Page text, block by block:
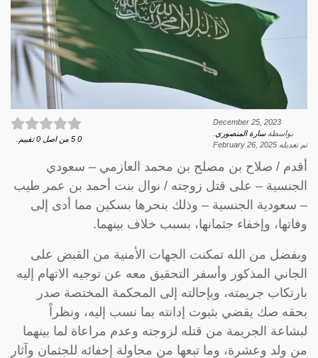
December 25, 2023
بواسطةسارة المنصوري
تم تعديله February 26, 2025
0
5 من اصل 0 تقييم.
أقدم / صلاح بن مصلح بن محمد العازمي – سعودي
الجنسية – على قتل زوجته / نوال بنت أحمد بن عمر طيب
– سعودية الجنسية – وذلك بنحرها بسكين مما أدى إلى
وفاتها، وإخفاء جثمانها، بسبب خلاف بينهما.
وبفضل من الله تمكنت الجهات الأمنية من القبض على
الجاني المذكور وأسفر التحقيق معه عن توجيه الاتهام إليه
بارتكاب جريمته، وبإحالته إلى المحكمة المختصة صدر
بحقه صك يقضي بثبوت إدانته بما نسب إليه، ونظراً
لبشاعة الجريمة من قتله لزوجته وعدم مراعاة لما بينهما
من ولد وعشرة، وما تبعها من محاولة إخفائه للجثمان وآثار